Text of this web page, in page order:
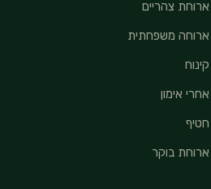
ארוחת צהריים
ארוחה משפחתית
קינוח
אחרי אימון
חטיף
ארוחת בוקר